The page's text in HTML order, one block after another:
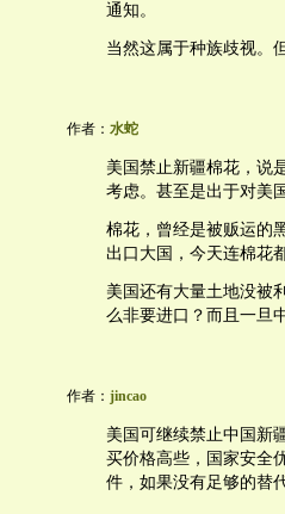
通知。
当然这属于种族歧视。
作者： 水蛇
美国禁止新疆棉花，说
考虑。甚至是出于对美
棉花，曾经是被贩运的
出口大国，今天连棉花
美国还有大量土地没被
么非要进口？而且一旦
作者： jincao
美国可继续禁止中国新
买价格高些，国家安全
件，如果没有足够的替